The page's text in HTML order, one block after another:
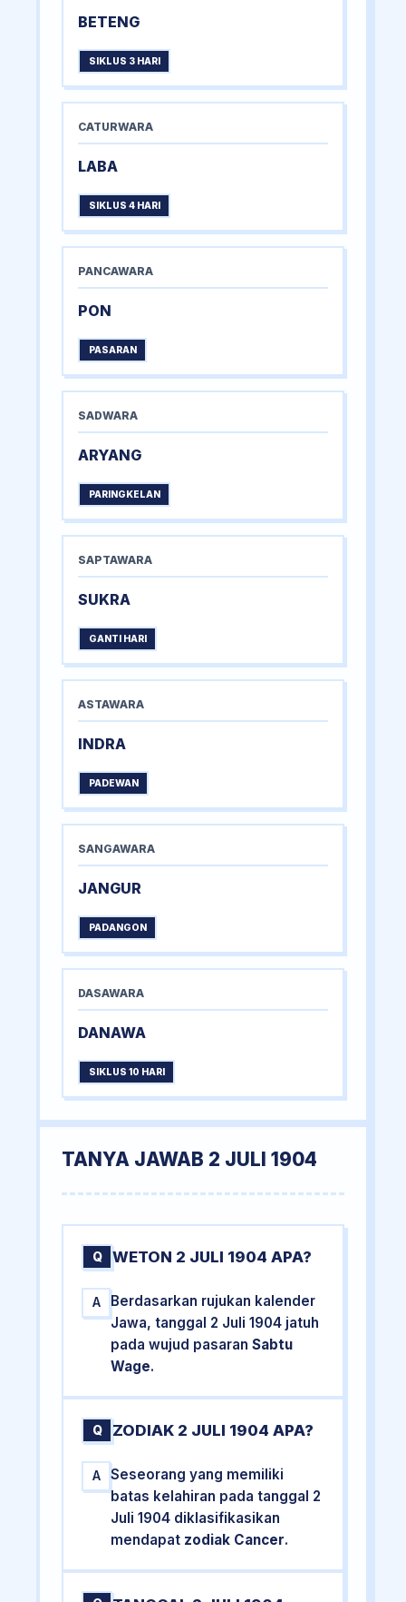
BETENG
SIKLUS 3 HARI
CATURWARA
LABA
SIKLUS 4 HARI
PANCAWARA
PON
PASARAN
SADWARA
ARYANG
PARINGKELAN
SAPTAWARA
SUKRA
GANTI HARI
ASTAWARA
INDRA
PADEWAN
SANGAWARA
JANGUR
PADANGON
DASAWARA
DANAWA
SIKLUS 10 HARI
TANYA JAWAB 2 JULI 1904
Q WETON 2 JULI 1904 APA?
A
Berdasarkan rujukan kalender
Jawa, tanggal 2 Juli 1904 jatuh
pada wujud pasaranSabtu
Wage.
Q ZODIAK 2 JULI 1904 APA?
A
Seseorang yang memiliki
batas kelahiran pada tanggal 2
Juli 1904 diklasifikasikan
mendapat zodiak Cancer.